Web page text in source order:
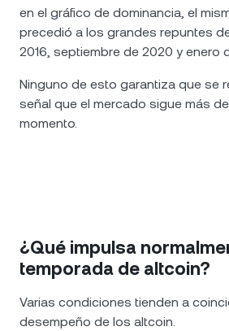
en el gráfico de dominancia, el
precedió a los grandes repuntes
2016, septiembre de 2020 y enero
Ninguno de esto garantiza que se
señal que el mercado sigue más
momento.
¿Qué impulsa
temporada de altcoin?
Varias condiciones tienden a
desempeño de los altcoin.